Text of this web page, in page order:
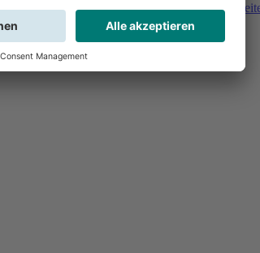
Sie haben Fragen,
Buchung?